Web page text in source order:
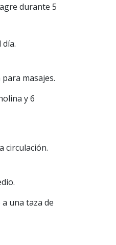
durante 5
masajes.
y 6
circulación.
una taza de